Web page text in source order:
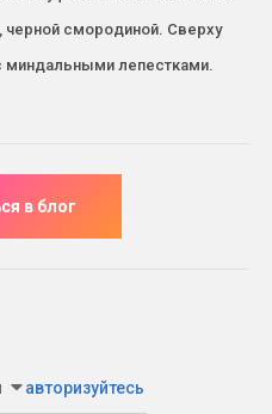
черной смородиной. Сверху
миндальными лепестками.
авторизуйтесь